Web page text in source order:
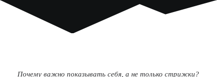
Почему важно показывать себя, а не только стрижки?